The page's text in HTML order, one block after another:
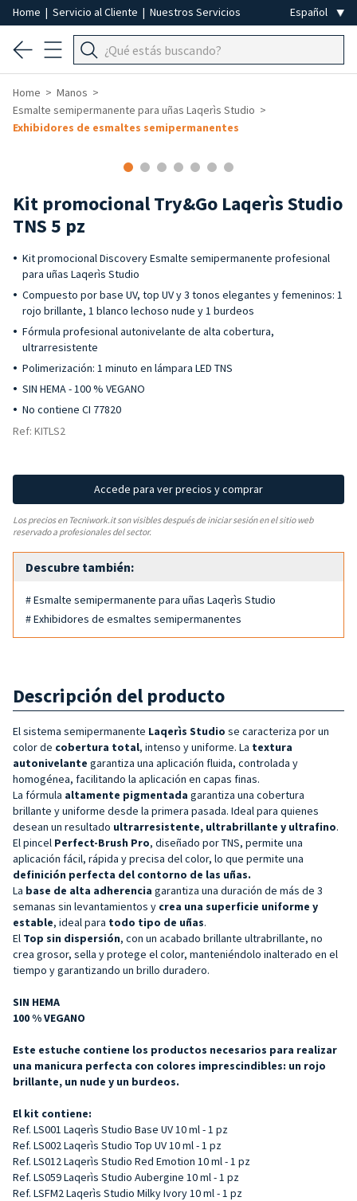
Home | Servicio al Cliente | Nuestros Servicios
Home
Manos
Esmalte semipermanente para uñas Laqerìs Studio
Exhibidores de esmaltes semipermanentes
Kit promocional Try&Go Laqerìs Studio
TNS 5 pz
Kit promocional Discovery Esmalte semipermanente profesional
para uñas Laqerìs Studio
Compuesto por base UV, top UV y 3 tonos elegantes y femeninos: 1
rojo brillante, 1 blanco lechoso nude y 1 burdeos
Fórmula profesional autonivelante de alta cobertura,
ultrarresistente
Polimerización: 1 minuto en lámpara LED TNS
SIN HEMA - 100 % VEGANO
No contiene CI 77820
Ref: KITLS2
Accede para ver precios y comprar
Los precios en Tecniwork.it son visibles después de iniciar sesión en el sitio web
reservado a profesionales del sector.
Descubre también:
# Esmalte semipermanente para uñas Laqerìs Studio
# Exhibidores de esmaltes semipermanentes
Descripción del producto
El sistema semipermanente Laqerìs Studio se caracteriza por un
color de cobertura total, intenso y uniforme. La textura
autonivelante garantiza una aplicación fluida, controlada y
homogénea, facilitando la aplicación en capas finas.
La fórmula altamente pigmentada garantiza una cobertura
brillante y uniforme desde la primera pasada. Ideal para quienes
desean un resultado ultrarresistente, ultrabrillante y ultrafino.
El pincel Perfect-Brush Pro, diseñado por TNS, permite una
aplicación fácil, rápida y precisa del color, lo que permite una
definición perfecta del contorno de las uñas.
La base de alta adherencia garantiza una duración de más de 3
semanas sin levantamientos y crea una superficie uniforme y
estable, ideal para todo tipo de uñas.
El Top sin dispersión, con un acabado brillante ultrabrillante, no
crea grosor, sella y protege el color, manteniéndolo inalterado en el
tiempo y garantizando un brillo duradero.
SIN HEMA
100 % VEGANO
Este estuche contiene los productos necesarios para realizar
una manicura perfecta con colores imprescindibles: un rojo
brillante, un nude y un burdeos.
El kit contiene:
Ref. LS001 Laqerìs Studio Base UV 10 ml - 1 pz
Ref. LS002 Laqerìs Studio Top UV 10 ml - 1 pz
Ref. LS012 Laqerìs Studio Red Emotion 10 ml - 1 pz
Ref. LS059 Laqerìs Studio Aubergine 10 ml - 1 pz
Ref. LSFM2 Laqerìs Studio Milky Ivory 10 ml - 1 pz